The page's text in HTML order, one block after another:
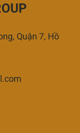
Quận 7, Hồ